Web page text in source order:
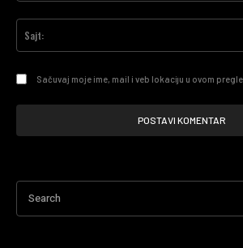
Sačuvaj moje ime, mail i veb lokaciju u ovom
Search